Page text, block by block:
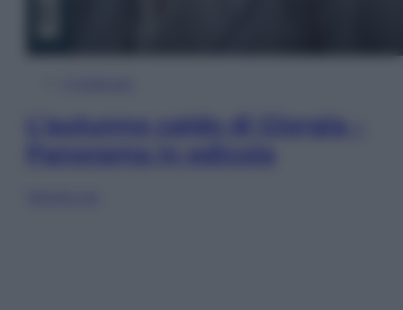
L’autunno caldo di Giorgia –